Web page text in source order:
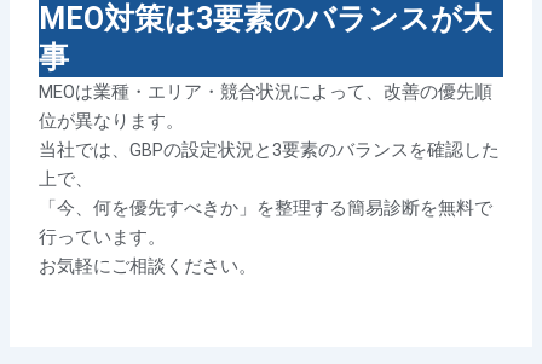
MEO対策は3要素のバランスが大
事
MEOは業種・エリア・競合状況によって、改善の優先順
位が異なります。
当社では、GBPの設定状況と3要素のバランスを確認した
上で、
「今、何を優先すべきか」を整理する簡易診断を無料で
行っています。
お気軽にご相談ください。